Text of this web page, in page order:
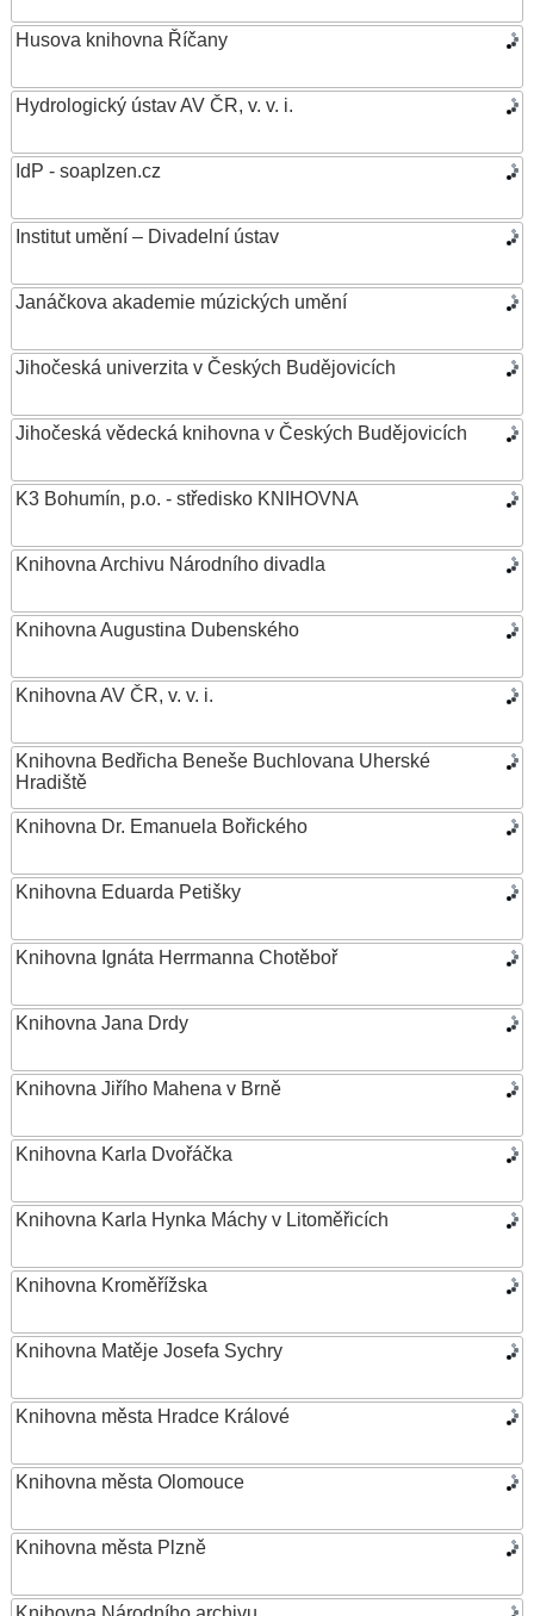
Husova knihovna Říčany
Hydrologický ústav AV ČR, v. v. i.
IdP - soaplzen.cz
Institut umění – Divadelní ústav
Janáčkova akademie múzických umění
Jihočeská univerzita v Českých Budějovicích
Jihočeská vědecká knihovna v Českých Budějovicích
K3 Bohumín, p.o. - středisko KNIHOVNA
Knihovna Archivu Národního divadla
Knihovna Augustina Dubenského
Knihovna AV ČR, v. v. i.
Knihovna Bedřicha Beneše Buchlovana Uherské
Hradiště
Knihovna Dr. Emanuela Bořického
Knihovna Eduarda Petišky
Knihovna Ignáta Herrmanna Chotěboř
Knihovna Jana Drdy
Knihovna Jiřího Mahena v Brně
Knihovna Karla Dvořáčka
Knihovna Karla Hynka Máchy v Litoměřicích
Knihovna Kroměřížska
Knihovna Matěje Josefa Sychry
Knihovna města Hradce Králové
Knihovna města Olomouce
Knihovna města Plzně